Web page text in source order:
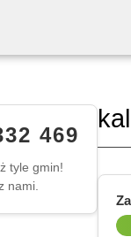
469
tyle gmin!
nami.